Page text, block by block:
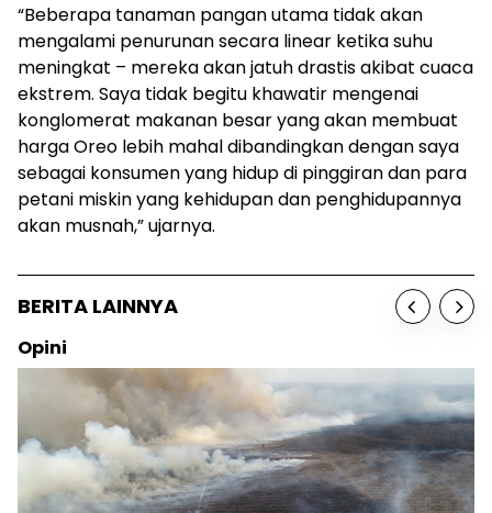
“Beberapa tanaman pangan utama tidak akan
mengalami penurunan secara linear ketika suhu
meningkat – mereka akan jatuh drastis akibat cuaca
ekstrem. Saya tidak begitu khawatir mengenai
konglomerat makanan besar yang akan membuat
harga Oreo lebih mahal dibandingkan dengan saya
sebagai konsumen yang hidup di pinggiran dan para
petani miskin yang kehidupan dan penghidupannya
akan musnah,” ujarnya.
BERITA LAINNYA
Sosok